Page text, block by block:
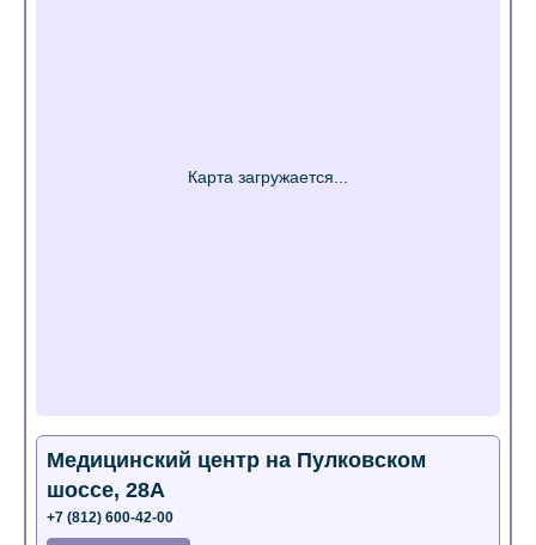
Медицинский центр на Пулковском
шоссе, 28А
+7 (812) 600-42-00